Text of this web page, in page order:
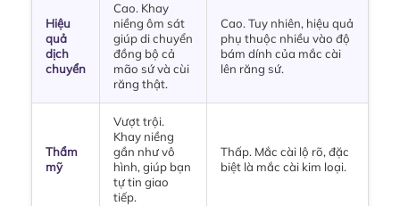
Hiệu
quả
dịch
chuyển
Cao. Khay
niềng ôm sát
giúp di chuyển
đồng bộ cả
mão sứ và cùi
răng thật.
Cao. Tuy nhiên, hiệu quả
phụ thuộc nhiều vào độ
bám dính của mắc cài
lên răng sứ.
Thẩm
mỹ
Vượt trội.
Khay niềng
gần như vô
hình, giúp bạn
tự tin giao
tiếp.
Thấp. Mắc cài lộ rõ, đặc
biệt là mắc cài kim loại.